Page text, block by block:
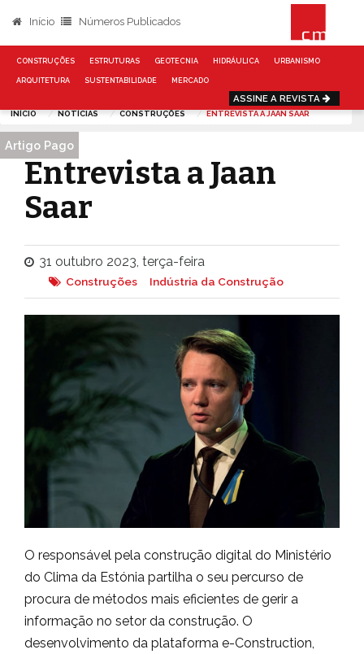
Início Números Publicados
CONSTRUÇÕES ESTRUTURAS GEOTECNIA HIDRÁULICA URBANISMO
ARQUITETURA SUSTENTABILIDADE MERCADO
ASSINE A REVISTA
INÍCIO NOTÍCIAS CONSTRUÇÕES ENTREVISTA A JAAN SAAR
Entrevista a Jaan
Saar
Artigo Pago
31 outubro 2023, terça-feira
Construções Indústria da Construção
O responsável pela construção digital do Ministério
do Clima da Estónia partilha o seu percurso de
procura de métodos mais eficientes de gerir a
informação no setor da construção. O
desenvolvimento da plataforma e-Construction,